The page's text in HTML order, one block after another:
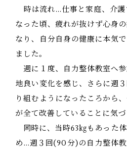
時は流れ…仕事と家庭、介護
なった頃、疲れが抜けず心身
なり、自分自身の健康に本気
ました。
週に１度、自力整体教室へ
地良い変化を感じ、さらに週
り組むようになったころから
が全て改善していることに気づ
同時に、当時63㎏もあった
め…週３回(90分)の自力整体